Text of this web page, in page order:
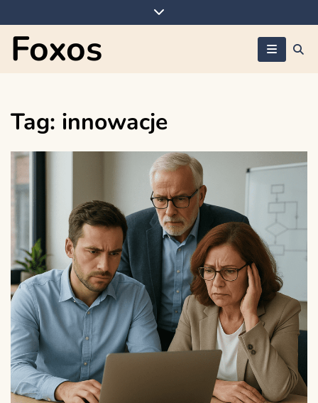
to
content
Foxos
Tag: innowacje